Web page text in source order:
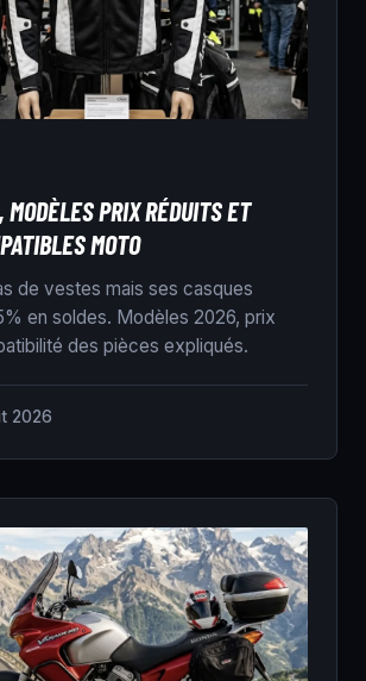
MODÈLES PRIX RÉDUITS ET
MOTO
de vestes mais ses casques
en soldes. Modèles 2026, prix
des pièces expliqués.
2026